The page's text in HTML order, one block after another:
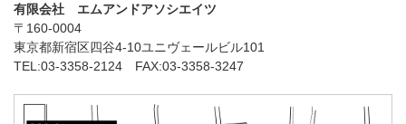
有限会社 エムアンドアソシエイツ
〒160-0004
東京都新宿区四谷4-10ユニヴェールビル101
TEL:03-3358-2124 FAX:03-3358-3247